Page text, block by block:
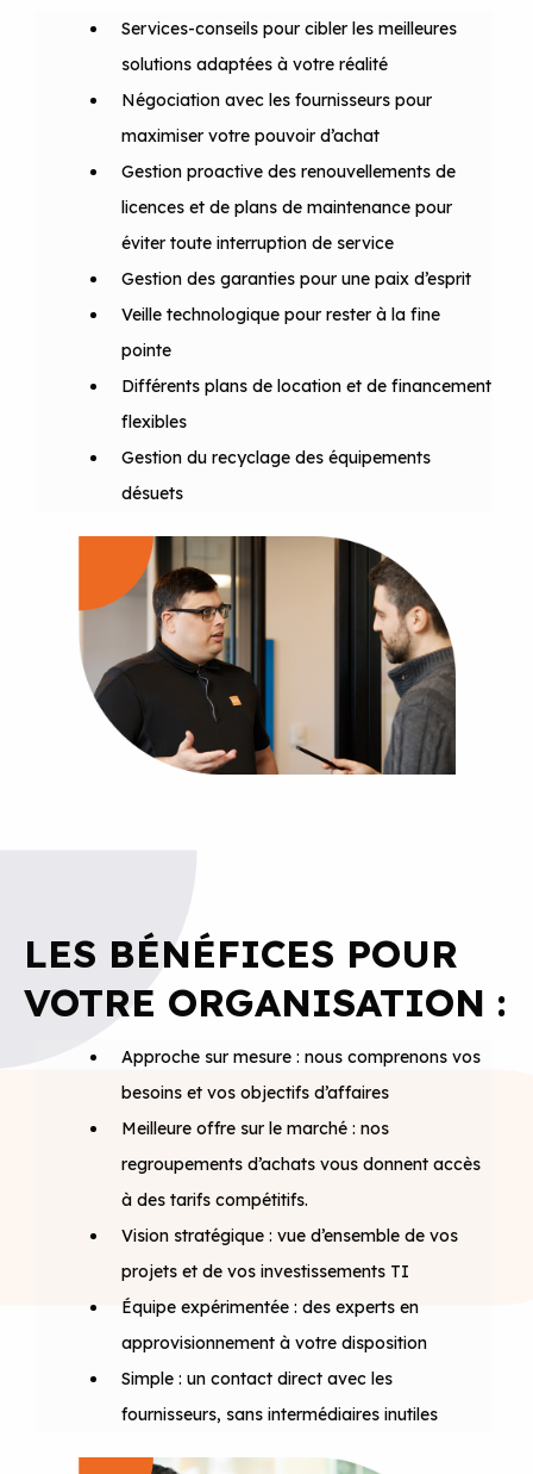
Services-conseils pour cibler les meilleures
solutions adaptées à votre réalité
Négociation avec les fournisseurs pour
maximiser votre pouvoir d’achat
Gestion proactive des renouvellements de
licences et de plans de maintenance pour
éviter toute interruption de service
Gestion des garanties pour une paix d’esprit
Veille technologique pour rester à la fine
pointe
Différents plans de location et de financement
flexibles
Gestion du recyclage des équipements
désuets
LES BÉNÉFICES POUR
VOTRE ORGANISATION :
Approche sur mesure : nous comprenons vos
besoins et vos objectifs d’affaires
Meilleure offre sur le marché : nos
regroupements d’achats vous donnent accès
à des tarifs compétitifs.
Vision stratégique : vue d’ensemble de vos
projets et de vos investissements TI
Équipe expérimentée : des experts en
approvisionnement à votre disposition
Simple : un contact direct avec les
fournisseurs, sans intermédiaires inutiles